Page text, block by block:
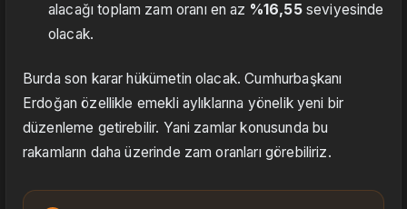
alacağı toplam zam oranı en az %16,55seviyesinde
olacak.
Burda son karar hükümetin olacak. Cumhurbaşkanı
Erdoğan özellikle emekli aylıklarına yönelik yeni bir
düzenleme getirebilir. Yani zamlar konusunda bu
rakamların daha üzerinde zam oranları görebiliriz.